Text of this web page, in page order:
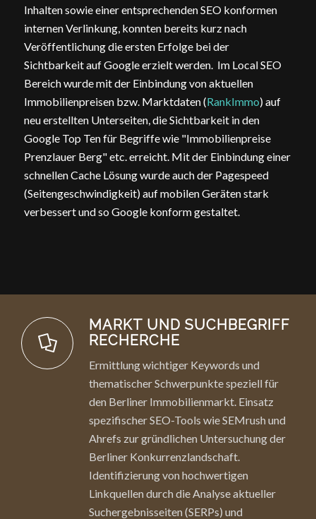
Inhalten sowie einer entsprechenden SEO konformen
internen Verlinkung, konnten bereits kurz nach
Veröffentlichung die ersten Erfolge bei der
Sichtbarkeit auf Google erzielt werden. Im Local SEO
Bereich wurde mit der Einbindung von aktuellen
Immobilienpreisen bzw. Marktdaten (RankImmo) auf
neu erstellten Unterseiten, die Sichtbarkeit in den
Google Top Ten für Begriffe wie "Immobilienpreise
Prenzlauer Berg" etc. erreicht. Mit der Einbindung einer
schnellen Cache Lösung wurde auch der Pagespeed
(Seitengeschwindigkeit) auf mobilen Geräten stark
verbessert und so Google konform gestaltet.
MARKT UND SUCHBEGRIFF
RECHERCHE
Ermittlung wichtiger Keywords und
thematischer Schwerpunkte speziell für
den Berliner Immobilienmarkt. Einsatz
spezifischer SEO-Tools wie SEMrush und
Ahrefs zur gründlichen Untersuchung der
Berliner Konkurrenzlandschaft.
Identifizierung von hochwertigen
Linkquellen durch die Analyse aktueller
Suchergebnisseiten (SERPs) und